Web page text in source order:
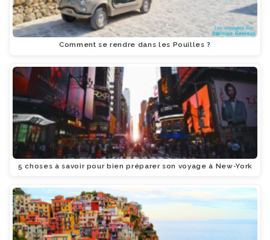
Comment se rendre dans les Pouilles ?
5 choses à savoir pour bien préparer son voyage à New-York